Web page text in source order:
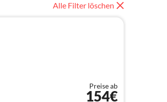
Alle Filter löschen
Preise ab
154€